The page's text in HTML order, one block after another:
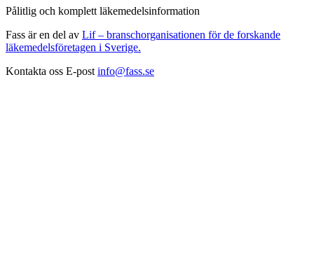
Pålitlig och komplett läkemedelsinformation
Fass är en del av Lif – branschorganisationen för de forskande
läkemedelsföretagen i Sverige.
Kontakta oss E-post info@fass.se